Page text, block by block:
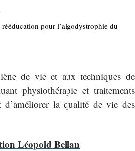
rééducation pour l’algodystrophie du
de vie et aux techniques de
physiothérapie et traitements
d’améliorer la qualité de vie des
Léopold Bellan